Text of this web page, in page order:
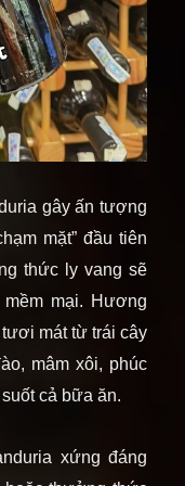
gây ấn tượng
mặt” đầu tiên
thức ly vang sẽ
mại. Hương
mát từ trái cây
mâm xôi, phúc
cả bữa ăn.
xứng đáng